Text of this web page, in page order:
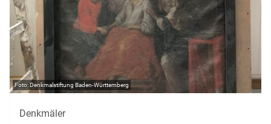
Denkmalstiftung Baden-Württemberg
Denkmäler